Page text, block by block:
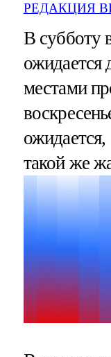
РЕДАКЦИЯ
В субботу
ожидается
местами
ожидается,
такой же